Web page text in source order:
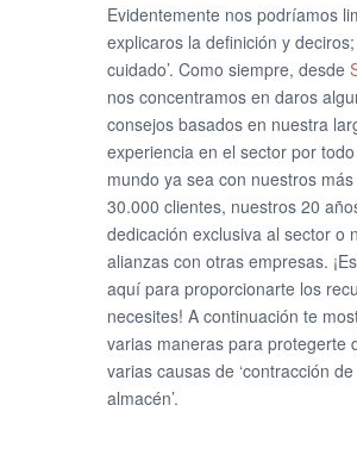
Evidentemente nos podríamos
explicaros la definición y deciros;
cuidado’. Como siempre, desde
nos concentramos en daros
consejos basados en nuestra
experiencia en el sector por
mundo ya sea con nuestros
30.000 clientes, nuestros 20
dedicación exclusiva al sector o
alianzas con otras empresas.
aquí para proporcionarte los
necesites! A continuación te
varias maneras para protegerte
varias causas de ‘contracción de
almacén’.